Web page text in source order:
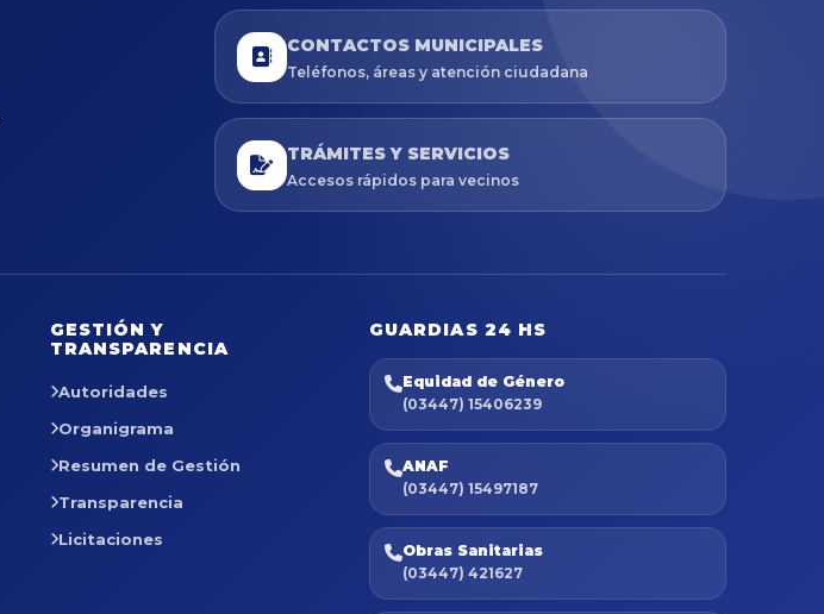
CONTACTOS MUNICIPALES
Teléfonos, áreas y atención ciudadana
TRÁMITES Y SERVICIOS
Accesos rápidos para vecinos
GESTIÓN Y
TRANSPARENCIA
Autoridades
Organigrama
Resumen de Gestión
Transparencia
Licitaciones
GUARDIAS 24 HS
Equidad de Género
(03447) 15406239
ANAF
(03447) 15497187
Obras Sanitarias
(03447) 421627